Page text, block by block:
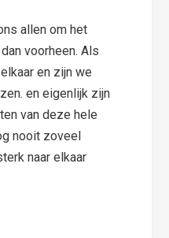
allen om het
voorheen. Als
en zijn we
en eigenlijk zijn
van deze hele
nooit zoveel
naar elkaar